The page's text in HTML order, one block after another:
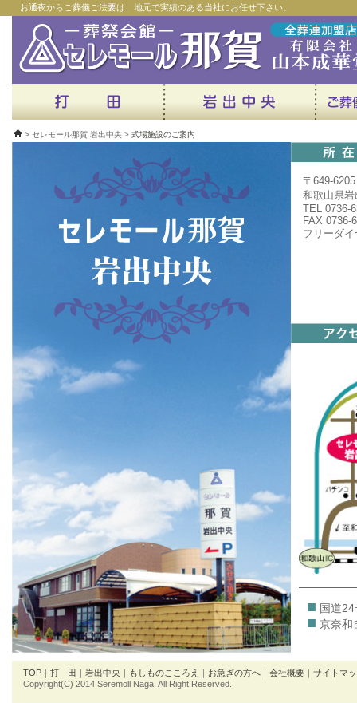
お通夜からご葬儀ご法要は、地元で実績のある当社にお任せ下さい。
> セレモール那賀 岩出中央 > 式場施設のご案内
〒649-6205
和歌山県
TEL 0736-
FAX 0736-
フリーダ
■ 国道
■ 京奈
TOP ｜ 打 田 ｜ 岩出中央 ｜ もしものこころえ ｜ お急ぎの方へ ｜ 会社概要 ｜ サイトマ
Copyright(C) 2014 Seremoll Naga. All Right Reserved.